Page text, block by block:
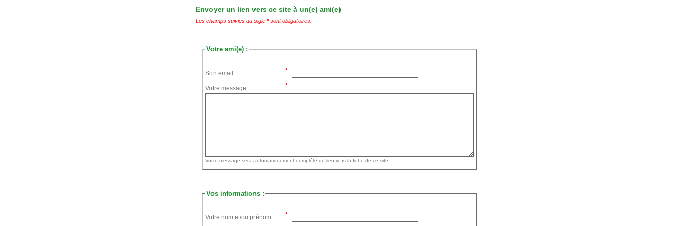
Envoyer un lien vers ce site à un(e) ami(e)
Les champs suivies du sigle *sont obligatoires.
Votre ami(e) :
Son email :
Votre message :
Votre message sera automatiquement complété du lien vers la fiche de ce site.
Vos informations :
Votre nom et/ou prénom :